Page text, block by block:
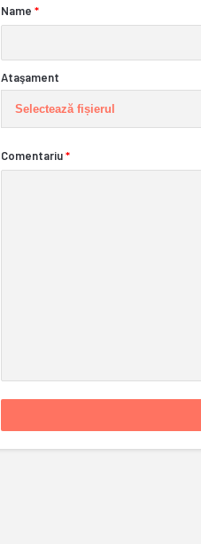
Name *
Ataşament
Selectează fișierul
Comentariu*